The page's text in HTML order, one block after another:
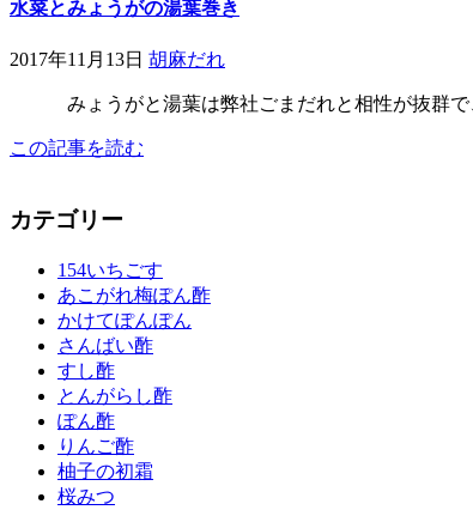
水菜とみょうがの湯葉巻き
2017年11月13日 胡麻だれ
みょうがと湯葉は弊社ごまだれと相性が抜群で、
この記事を読む
カテゴリー
154いちごす
あこがれ梅ぽん酢
かけてぽんぽん
さんばい酢
すし酢
とんがらし酢
ぽん酢
りんご酢
柚子の初霜
桜みつ